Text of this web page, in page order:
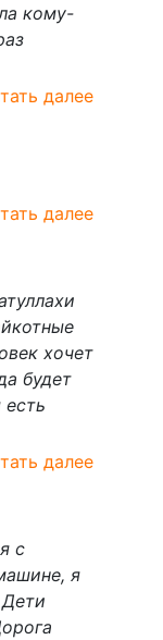
кому-
далее
далее
хочет
будет
есть
далее
с
я